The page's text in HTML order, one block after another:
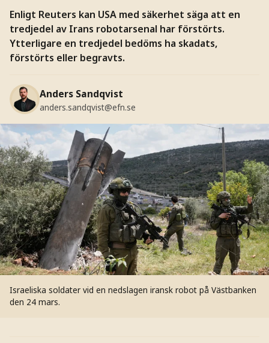
Enligt Reuters kan USA med säkerhet säga att en
tredjedel av Irans robotarsenal har förstörts.
Ytterligare en tredjedel bedöms ha skadats,
förstörts eller begravts.
Anders Sandqvist
anders.sandqvist@efn.se
Israeliska soldater vid en nedslagen iransk robot på Västbanken
den 24 mars.